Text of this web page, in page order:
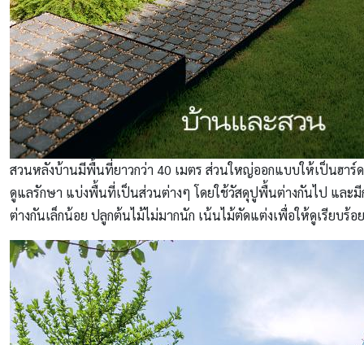
สวนหลังบ้านมีพื้นที่ยาวกว่า 40 เมตร ส่วนใหญ่ออกแบบให้เป็นฮาร์
ดูแลรักษา แบ่งพื้นที่เป็นส่วนต่างๆ โดยใช้วัสดุปูพื้นต่างกันไป และ
ต่างกันเล็กน้อย ปลูกต้นไม้ไม่มากนัก เน้นไม้ตัดแต่งเพื่อให้ดูเรียบร้อย